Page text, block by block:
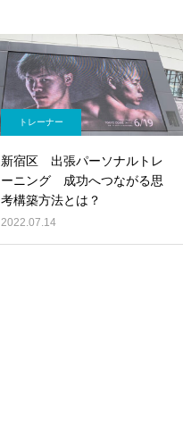
トレーナー
新宿区 出張パーソナルトレ
ーニング 成功へつながる思
考構築方法とは？
2022.07.14